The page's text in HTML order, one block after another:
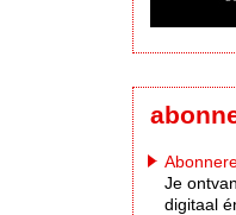
Je
digitaal